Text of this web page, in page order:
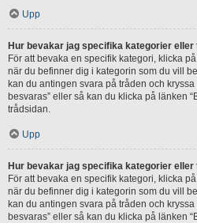
Upp
Hur bevakar jag specifika kategorier eller
För att bevaka en specifik kategori, klicka
när du befinner dig i kategorin som du vill
kan du antingen svara på tråden och
besvaras” eller så kan du klicka på länken
trådsidan.
Upp
Hur bevakar jag specifika kategorier eller
För att bevaka en specifik kategori, klicka
när du befinner dig i kategorin som du vill
kan du antingen svara på tråden och
besvaras” eller så kan du klicka på länken